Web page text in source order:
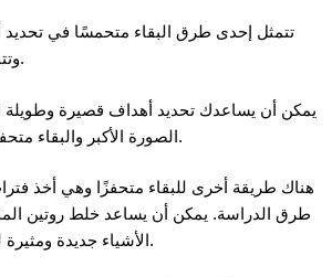
تتمثل إحدى طرق البقاء متحمسًا في تحديد
وتتبع تقدمك بمرور الوقت.
يمكن أن يساعدك تحديد أهداف قصيرة وطويلة
الصورة الأكبر والبقاء متحفزًا للدراسة والممارسة.
هناك طريقة أخرى للبقاء متحفزًا وهي أخذ
طرق الدراسة. يمكن أن يساعد خلط روتين
الأشياء جديدة ومثيرة للاهتمام ، ومنع الإرهاق.